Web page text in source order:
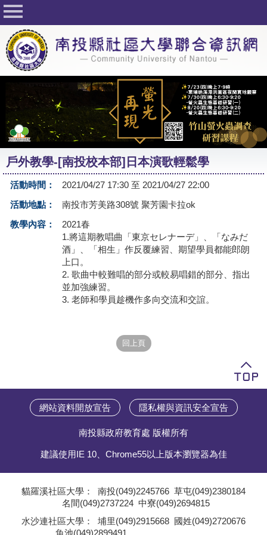
回首頁
關於社大
公佈欄
行事曆
最新活動
活動花絮
課程一覽表
志工與社團
戶外教學-[南投校本部]日本演歌輕鬆學
活動時間：
2021/04/27 17:30 至 2021/04/27 22:00
活動地點：
南投市芳美路308號 聚芳園卡拉ok
教學內容：
2021春
1.將這期教唱曲「東京セレナーデ」、「なみだ
酒」、「相生」作反覆練習、期望學員都能郎朗
上口。
2. 歌曲中較難唱的部分或較易唱錯的部分、指出
並加強練習。
3. 老師和學員趁機作多向交流和交誼。
網站資料開放宣告 隱私權與資訊安全宣告
南投縣政府教育處 版權所有
建議使用IE 10、Chrome55以上版本瀏覽器為佳
貓羅溪社區大學： 南投(049)2245766 草屯(049)2380184
名間(049)2737224 中寮(049)2694815
水沙連社區大學： 埔里(049)2915668 國姓(049)2720676
魚池(049)2899491